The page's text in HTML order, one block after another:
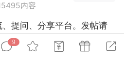
9
内容
提问、分享平台。发帖请
违法信息！